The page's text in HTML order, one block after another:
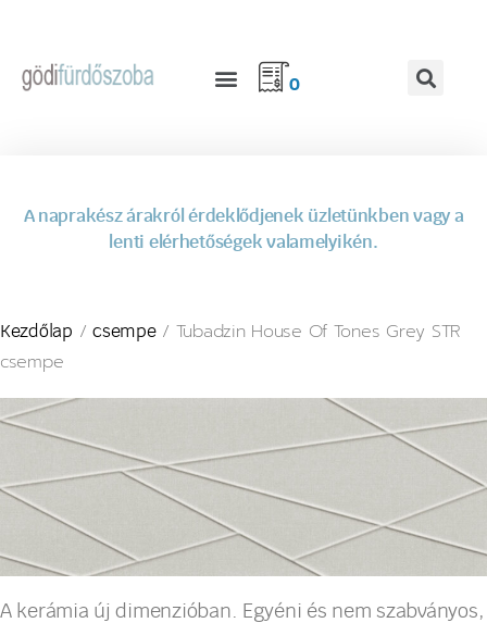
0
A naprakész árakról érdeklődjenek üzletünkben vagy a
lenti elérhetőségek valamelyikén.
Kezdőlap /csempe/ Tubadzin House Of Tones Grey STR
csempe
A kerámia új dimenzióban. Egyéni és nem szabványos,